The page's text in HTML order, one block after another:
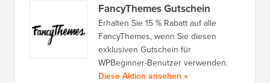
FancyThemes Gutschein
Erhalten Sie 15 % Rabatt auf alle
FancyThemes, wenn Sie diesen
exklusiven Gutschein für
WPBeginner-Benutzer verwenden.
Diese Aktion ansehen »